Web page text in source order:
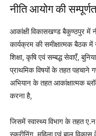
नीति आयोग की
आकांक्षी विकासखण्ड बैकुण्ठपुर में
कार्यक्रम की समीक्षात्मक बैठक में
शिक्षा, कृषि एवं सम्बद्ध सेवाएँ,
प्राथमिक विषयों के तहत पहचाने
अभियान के तहत आकांक्षात्मक
करना है,
जिसमें स्वास्थ्य विभाग के तहत